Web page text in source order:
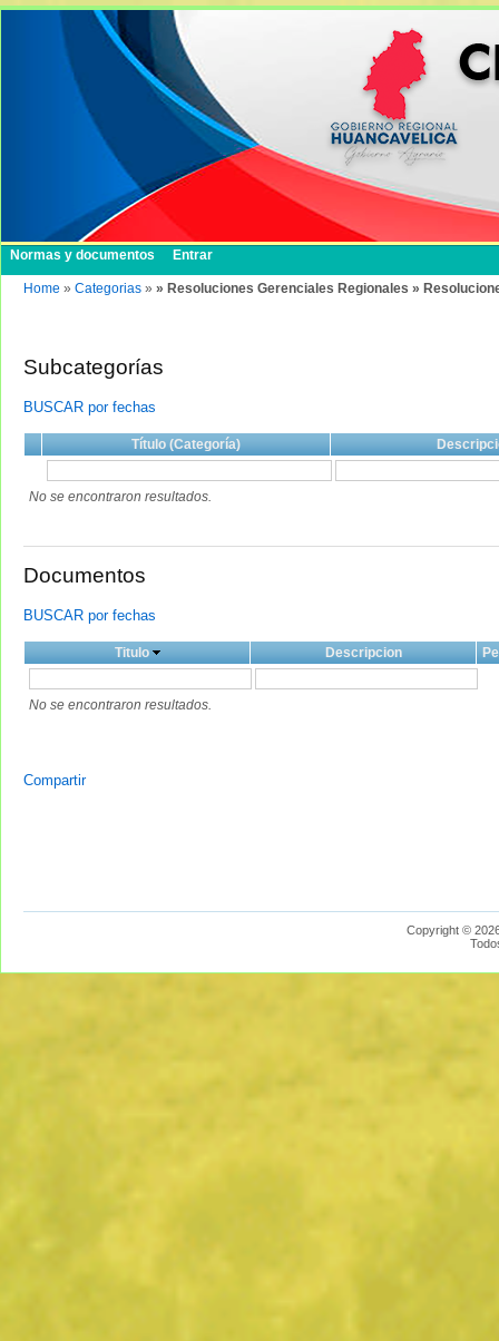
Normas y documentos Entrar
Home » Categorias » » Resoluciones Gerenciales Regionales »
Subcategorías
BUSCAR por fechas
Título (Categoría)
No se encontraron resultados.
Documentos
BUSCAR por fechas
Titulo Descripcion
No se encontraron resultados.
Compartir
Copyright ©